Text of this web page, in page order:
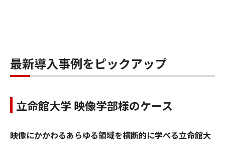
最新導入事例をピックアップ
立命館大学 映像学部様のケース
映像にかかわるあらゆる領域を横断的に学べる立命館大